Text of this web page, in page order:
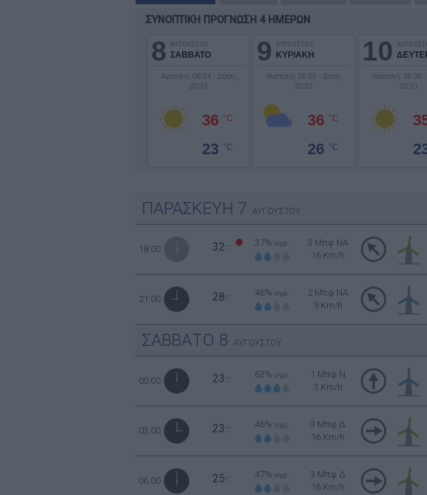
ΣΥΝΟΠΤΙΚΗ ΠΡΟΓΝΩΣΗ 4 ΗΜΕΡΩΝ
8 ΑΥΓΟΥΣΤΟΥ
ΣΑΒΒΑΤΟ
Ανατολή: 06:34 - Δύση:
20:33
36 °C
23 °C
9 ΑΥΓΟΥΣΤΟΥ
ΚΥΡΙΑΚΗ
Ανατολή: 06:35 - Δύση:
20:32
36 °C
26 °C
10
Ανατολή: 06:36
20:31
ΠΑΡΑΣΚΕΥΗ 7 ΑΥΓΟΥΣΤΟΥ
18:00 32 37% υγρ.
3 Μπφ NA
16 Km/h
21:00 28 46% υγρ.
2 Μπφ NA
9 Km/h
ΣΑΒΒΑΤΟ 8 ΑΥΓΟΥΣΤΟΥ
00:00 23 63% υγρ.
1 Μπφ N
3 Km/h
03:00 23 46% υγρ.
3 Μπφ Δ
16 Km/h
06:00 25 47% υγρ.
3 Μπφ Δ
16 Km/h